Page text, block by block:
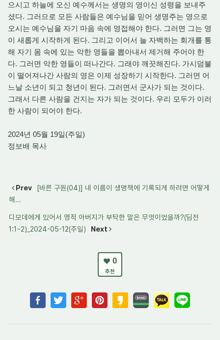
으시고 하늘에 오신 예수께서는 생명의 영이신 성령을 보내주
셨다. 그러므로 모든 사람들은 예수님을 믿어 생명주는 영으로
오시는 예수님을 자기 마음 속에 영접해야 한다. 그러면 그는 영
이 새롭게 시작하게 된다. 그리고 이어서 늘 자백하는 회개를 통
해 자기 몸 속에 있는 악한 영들을 뽑아내서 제거해 주어야 한
다. 그러면 악한 영들이 떠나간다. 그래야 깨끗해진다. 가시덤불
이 떨어져나간 사람의 영은 이제 성장하기 시작한다. 그러면 어
느날 소년이 되고 청년이 된다. 그러면서 군사가 되는 것이다.
그래서 다른 사람을 건지는 자가 되는 것이다. 우리 모두가 이러
한 사람이 되어야 한다.
2024년 05월 19일(주일)
정보배 목사
Prev
[바른 구원(04)] 내 이름이 생명책에 기록되게 하려면 어떻게
해...
디모데에게 있어서 영적 아버지가 부탁한 말은 무엇이었을까?(딤전
1:1~2)_2024-05-12(주일)
Next
0
추천